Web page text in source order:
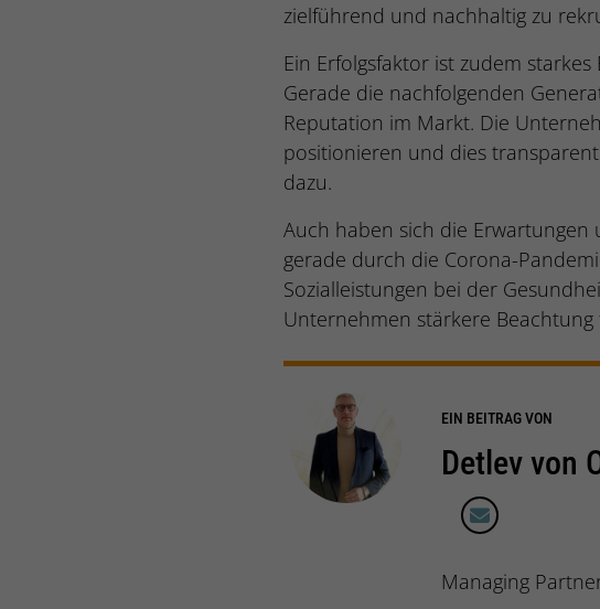
zielführend und nachhaltig zu
Ein Erfolgsfaktor ist zudem
Gerade die nachfolgenden
Reputation im Markt. Die
positionieren und dies
dazu.
Auch haben sich die
gerade durch die Corona-
Sozialleistungen bei der
Unternehmen stärkere Beachtung
EIN BEITRAG VON
Detlev von
Managing